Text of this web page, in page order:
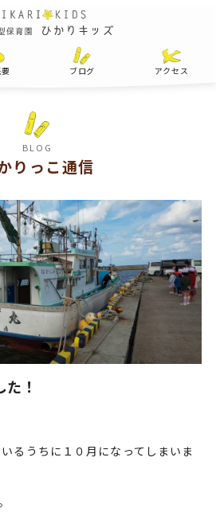
ブログ アクセス
BLOG
りっこ通信
！
るうちに１０月になってしまいま